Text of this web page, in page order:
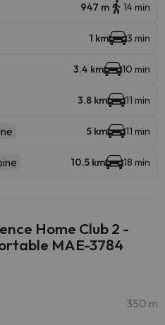
947 m 14 min
1 km 3 min
3.4 km 10 min
3.8 km 11 min
5 km 11 min
10.5 km 18 min
Home Club 2 -
MAE-3784
350 m